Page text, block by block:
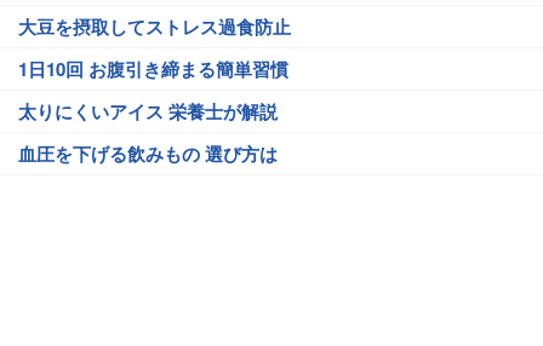
大豆を摂取してストレス過食防止
1日10回 お腹引き締まる簡単習慣
太りにくいアイス 栄養士が解説
血圧を下げる飲みもの 選び方は